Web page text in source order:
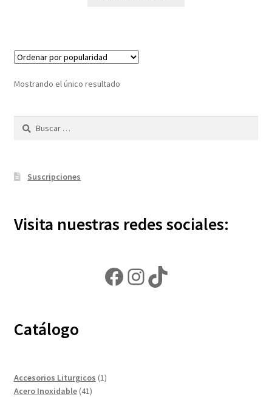
Mostrando el único resultado
Buscar:
Suscripciones
Visita nuestras redes sociales:
Facebook
Instagram
TikTok
Catálogo
Accesorios Liturgicos 11
Acero Inoxidable 4141